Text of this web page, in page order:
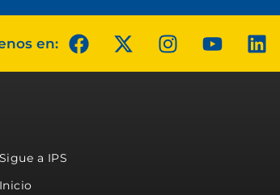
en:
Sigue a IPS
Inicio